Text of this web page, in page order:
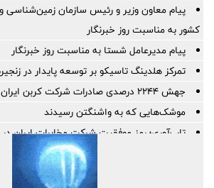
پیام معاون وزیر و رئیس سازمان زمین‌شناسی
کشور به مناسبت روز خبرنگار
پیام مدیرعامل شستا به مناسبت روز خبرنگار
تمرکز هلدینگ تاسیکو بر توسعه پایدار در
جهش ۲۲۴۴ درصدی صادرات شرکت کربن ایران
موشک‌هایی که به واشنگتن رسیدند
تاب‌آوری؛ رمز موفقیت شرکت مخابرات ایران
خبرنگاری؛ میان رسالتِ حقیقت و چالش‌های
رسانه‌های تخصصی بخشی از مسیر تسهیل